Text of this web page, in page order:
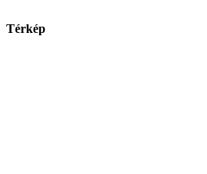
Térkép